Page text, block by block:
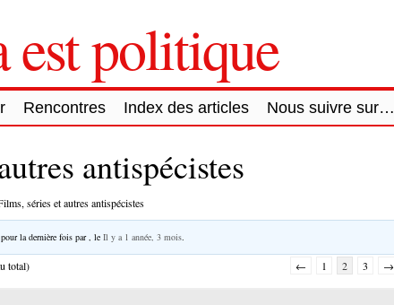
est politique
Rencontres Index des articles Nous suivre sur…
antispécistes
séries et autres antispécistes
la dernière fois par , le Il y a 1 année, 3 mois
total) ← 1 2 3 →